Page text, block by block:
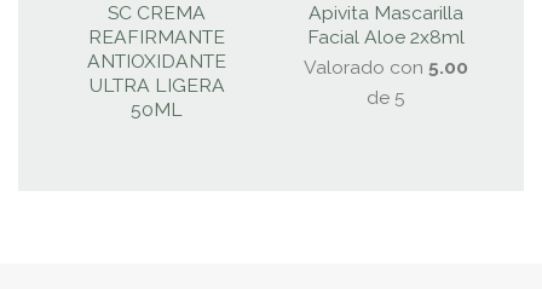
SC CREMA
REAFIRMANTE
ANTIOXIDANTE
ULTRA LIGERA
50ML
Apivita Mascarilla
Facial Aloe 2x8ml
Valorado con 5.00
de 5